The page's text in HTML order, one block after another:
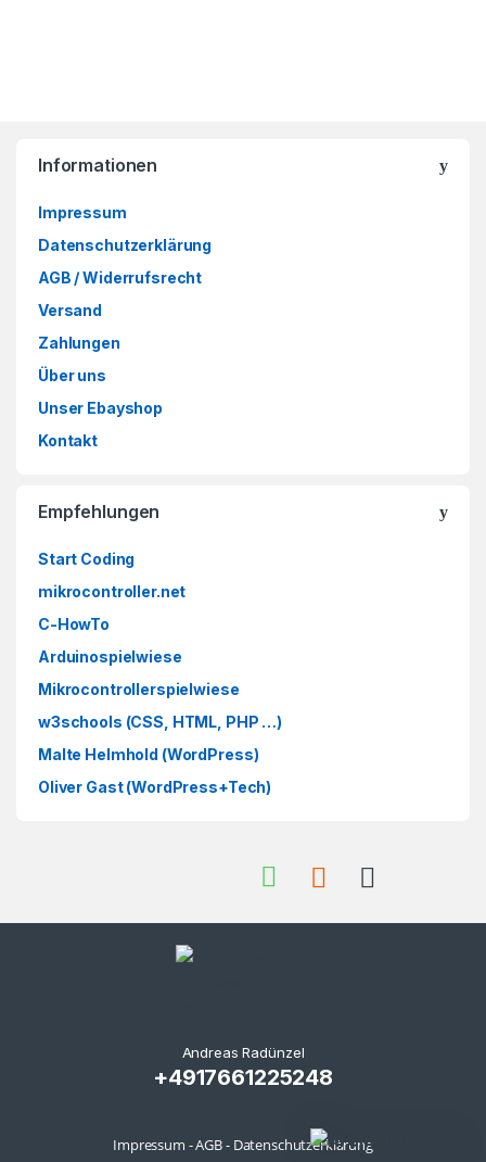
Informationen
Impressum
Datenschutzerklärung
AGB / Widerrufsrecht
Versand
Zahlungen
Über uns
Unser Ebayshop
Kontakt
Empfehlungen
Start Coding
mikrocontroller.net
C-HowTo
Arduinospielwiese
Mikrocontrollerspielwiese
w3schools (CSS, HTML, PHP …)
Malte Helmhold (WordPress)
Oliver Gast (WordPress+Tech)
Andreas Radünzel
+4917661225248
Impressum -AGB- Datenschutzerklärung